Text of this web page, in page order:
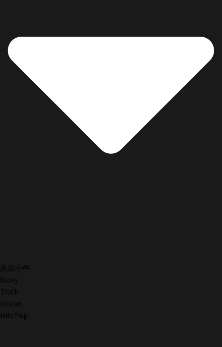
反战小牛
Story
Truth
Ocean
Niti Pop